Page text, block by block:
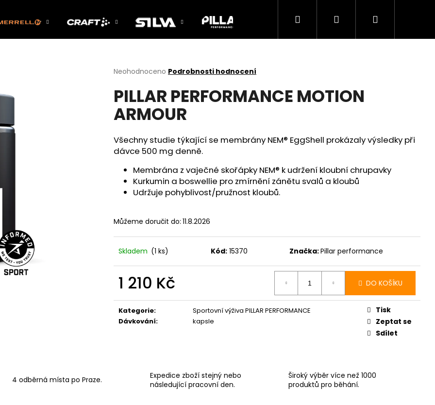
Hledat PřihlášeníNákupní
Průměrné
produktu
je
0,0
z
hvězdiček.
Neohodnoceno Podrobnosti hodnocení
PILLAR PERFORMANCE MOTION
ARMOUR
Všechny studie týkající se membrány NEM® EggShell prokázaly výsledky při
dávce 500 mg denně.
Membrána z vaječné skořápky NEM® k udržení kloubní chrupavky
Kurkumin a boswellie pro zmírnění zánětu svalů a kloubů
Udržuje pohyblivost/pružnost kloubů.
Můžeme doručit do: 11.8.2026
Skladem (1 ks) Kód: 15370 Značka:Pillar performance
1 210 Kč DO KOŠÍKU
Kategorie:
Sportovní výživa PILLAR PERFORMANCE
Dávkování: kapsle
Tisk
Zeptat se
Sdílet
4 odběrná místa po Praze.
Expedice zboží stejný nebo
následující pracovní den.
Široký výběr více než 1000
produktů pro běhání.
HLEDAT
Následující
BOTY CRAFT PACER 2 - ORANŽOVÁ
3 490 Kč
BOTY CRAFT KYPE PRO - ZELENÁ